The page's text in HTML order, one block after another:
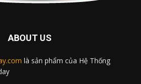
ABOUT US
là sản phẩm của Hệ Thống